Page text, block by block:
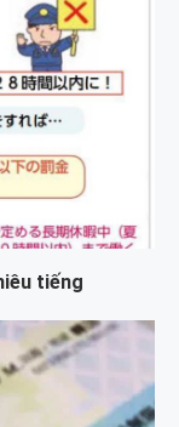
tiếng